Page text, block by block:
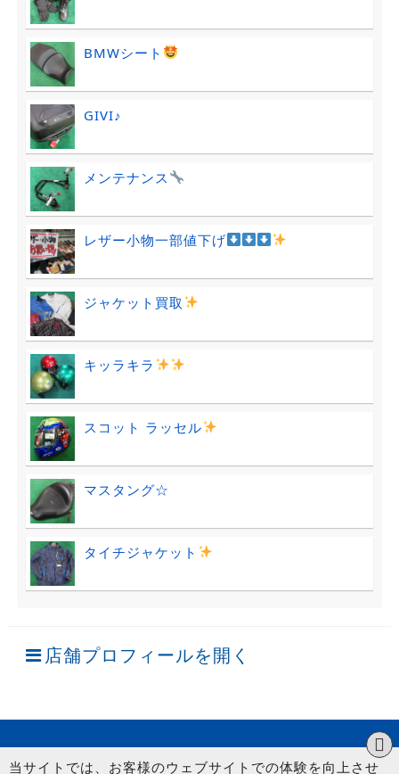
BMWシート
GIVI♪
メンテナンス
レザー小物一部値下げ
ジャケット買取
キッラキラ
スコット ラッセル
マスタング☆
タイチジャケット
店舗プロフィールを開く
当サイトでは、お客様のウェブサイトでの体験を向上させ